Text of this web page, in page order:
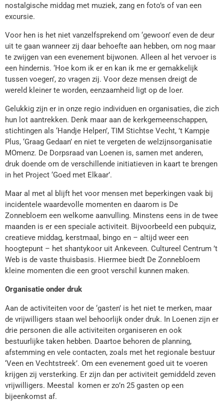
nostalgische middag met muziek, zang en foto’s of van een
excursie.
Voor hen is het niet vanzelfsprekend om ‘gewoon’ even de deur
uit te gaan wanneer zij daar behoefte aan hebben, om nog maar
te zwijgen van een evenement bijwonen. Alleen al het vervoer is
een hindernis. ‘Hoe kom ik er en kan ik me er gemakkelijk
tussen voegen’, zo vragen zij. Voor deze mensen dreigt de
wereld kleiner te worden, eenzaamheid ligt op de loer.
Gelukkig zijn er in onze regio individuen en organisaties, die zich
hun lot aantrekken. Denk maar aan de kerkgemeenschappen,
stichtingen als ‘Handje Helpen’, TIM Stichtse Vecht, ’t Kampje
Plus, ‘Graag Gedaan’ en niet te vergeten de welzijnsorganisatie
MOmenz. De Dorpsraad van Loenen is, samen met anderen,
druk doende om de verschillende initiatieven in kaart te brengen
in het Project ‘Goed met Elkaar’.
Maar al met al blijft het voor mensen met beperkingen vaak bij
incidentele waardevolle momenten en daarom is De
Zonnebloem een welkome aanvulling. Minstens eens in de twee
maanden is er een speciale activiteit. Bijvoorbeeld een pubquiz,
creatieve middag, kerstmaal, bingo en – altijd weer een
hoogtepunt – het shantykoor uit Ankeveen. Cultureel Centrum ’t
Web is de vaste thuisbasis. Hiermee biedt De Zonnebloem
kleine momenten die een groot verschil kunnen maken.
Organisatie onder druk
Aan de activiteiten voor de ‘gasten’ is het niet te merken, maar
de vrijwilligers staan wel behoorlijk onder druk. In Loenen zijn er
drie personen die alle activiteiten organiseren en ook
bestuurlijke taken hebben. Daartoe behoren de planning,
afstemming en vele contacten, zoals met het regionale bestuur
‘Veen en Vechtstreek’. Om een evenement goed uit te voeren
krijgen zij versterking. Er zijn dan per activiteit gemiddeld zeven
vrijwilligers. Meestal komen er zo’n 25 gasten op een
bijeenkomst af.